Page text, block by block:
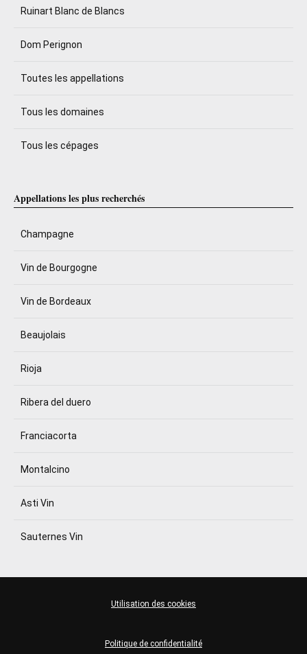
Ruinart Blanc de Blancs
Dom Perignon
Toutes les appellations
Tous les domaines
Tous les cépages
Appellations les plus recherchés
Champagne
Vin de Bourgogne
Vin de Bordeaux
Beaujolais
Rioja
Ribera del duero
Franciacorta
Montalcino
Asti Vin
Sauternes Vin
Politique de confidentialité
Utilisation des cookies